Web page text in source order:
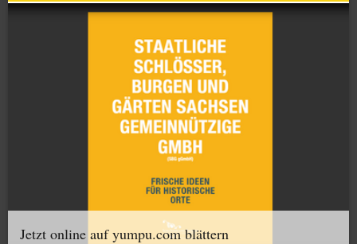
Jetzt online auf yumpu.com blättern